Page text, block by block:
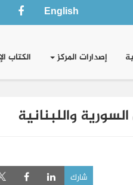
English
إصدارات المركز الكتاب
واللبنانية
شارك